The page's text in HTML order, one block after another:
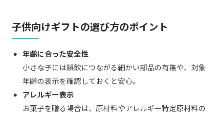
DALLOYAU／ダロワイヨ
猫型ニャカロン
Kanro POCKET／カンロポケット
ホシフリラムネBOXセット 商品詳細はこちら
大地の恵み
いろどりスティックゼリー
子供向けギフトの選び方のポイント
年齢に合った安全性
小さな子には誤飲につながる細かい部品の有無や、対象
年齢の表示を確認しておくと安心。
アレルギー表示
お菓子を贈る場合は、原材料やアレルギー特定原材料の